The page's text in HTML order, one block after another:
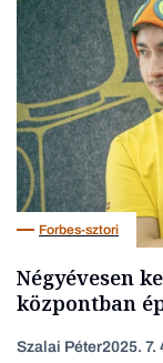
Forbes-sztori
Négyévesen
központban
Szalai Péter2025. 7.